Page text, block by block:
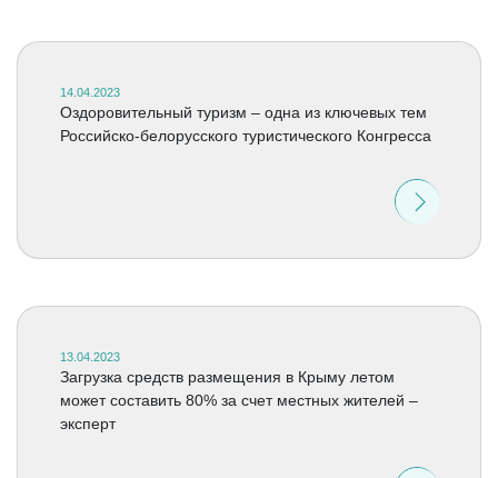
14.04.2023
Оздоровительный туризм – одна из ключевых тем
Российско-белорусского туристического Конгресса
13.04.2023
Загрузка средств размещения в Крыму летом
может составить 80% за счет местных жителей –
эксперт